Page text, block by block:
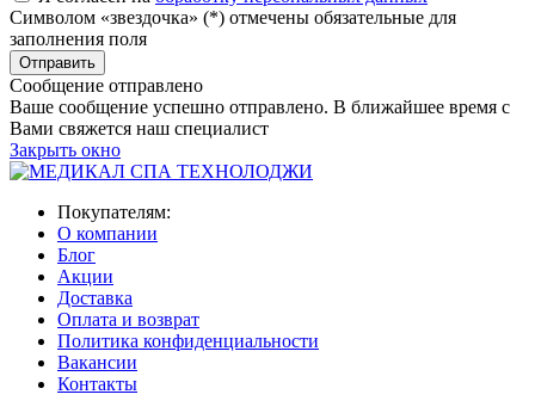
Символом «звездочка» (*) отмечены обязательные для
заполнения поля
Сообщение отправлено
Ваше сообщение успешно отправлено. В ближайшее время с
Вами свяжется наш специалист
Закрыть окно
Покупателям:
О компании
Блог
Акции
Доставка
Оплата и возврат
Политика конфиденциальности
Вакансии
Контакты